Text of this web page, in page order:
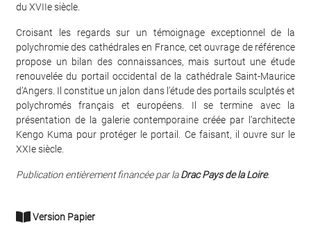
du XVIIe siècle.
Croisant les regards sur un témoignage exceptionnel de la
polychromie des cathédrales en France, cet ouvrage de référence
propose un bilan des connaissances, mais surtout une étude
renouvelée du portail occidental de la cathédrale Saint-Maurice
d’Angers. Il constitue un jalon dans l’étude des portails sculptés et
polychromés français et européens. Il se termine avec la
présentation de la galerie contemporaine créée par l’architecte
Kengo Kuma pour protéger le portail. Ce faisant, il ouvre sur le
XXIe siècle.
Publication entièrement financée par laDrac Pays de la Loire.
Version Papier